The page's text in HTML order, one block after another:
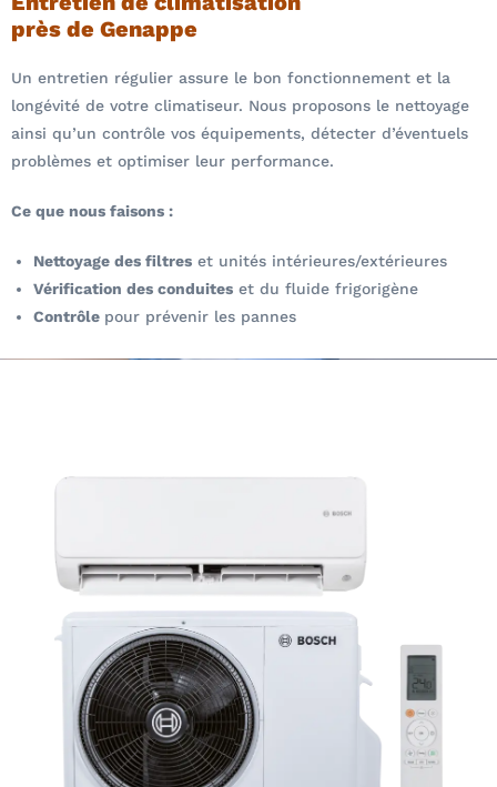
près de Genappe
Un entretien régulier assure le bon fonctionnement et la
longévité de votre climatiseur. Nous proposons le nettoyage
ainsi qu’un contrôle vos équipements, détecter d’éventuels
problèmes et optimiser leur performance.
Ce que nous faisons :
Nettoyage des filtres et unités intérieures/extérieures
Vérification des conduites et du fluide frigorigène
Contrôle pour prévenir les pannes